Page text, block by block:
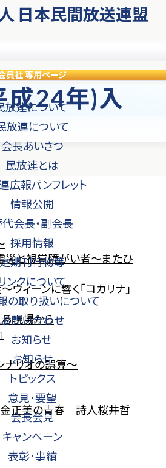
日本民間放送連盟
員社専用ページ
放連について
放連について
会長あいさつ
民放連とは
広報パンフレット
情報公開
会長・副会長
採用情報
定期刊行物等
ンクについて
の取り扱いについて
お問い合わせ
お知らせ
お知らせ
トピックス
意見･要望
会長会見
キャンペーン
表彰･事績
成24年)入
と視覚障がい者～またひ
ィーンに響く「コカリナ」
現場から
リオの誤算～
正美の青春 詩人桜井哲